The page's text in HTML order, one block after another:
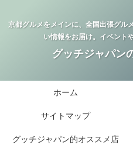
京都グルメをメインに、全国出張グル
い情報をお届け。イベント
グッチジャパン
ホーム
サイトマップ
グッチジャパン的オススメ店